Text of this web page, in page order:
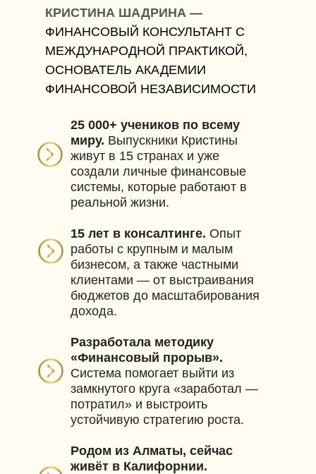
КРИСТИНА ШАДРИНА —
ФИНАНСОВЫЙ КОНСУЛЬТАНТ С
МЕЖДУНАРОДНОЙ ПРАКТИКОЙ,
ОСНОВАТЕЛЬ АКАДЕМИИ
ФИНАНСОВОЙ НЕЗАВИСИМОСТИ
25 000+ учеников по всему
миру. Выпускники Кристины
живут в 15 странах и уже
создали личные финансовые
системы, которые работают в
реальной жизни.
15 лет в консалтинге. Опыт
работы с крупным и малым
бизнесом, а также частными
клиентами — от выстраивания
бюджетов до масштабирования
дохода.
Разработала методику
«Финансовый прорыв».
Система помогает выйти из
замкнутого круга «заработал —
потратил» и выстроить
устойчивую стратегию роста.
Родом из Алматы, сейчас
живёт в Калифорнии.